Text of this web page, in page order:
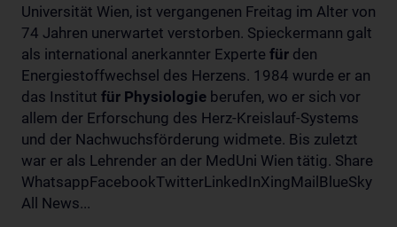
Universität Wien, ist vergangenen Freitag im Alter von
74 Jahren unerwartet verstorben. Spieckermann galt
als international anerkannter Experte für den
Energiestoffwechsel des Herzens. 1984 wurde er an
das Institut für Physiologie berufen, wo er sich vor
allem der Erforschung des Herz-Kreislauf-Systems
und der Nachwuchsförderung widmete. Bis zuletzt
war er als Lehrender an der MedUni Wien tätig. Share
WhatsappFacebookTwitterLinkedInXingMailBlueSky
All News...